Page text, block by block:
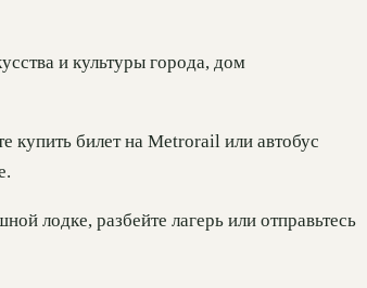
и культуры города, дом
купить билет на Metrorail или автобус
лодке, разбейте лагерь или отправьтесь